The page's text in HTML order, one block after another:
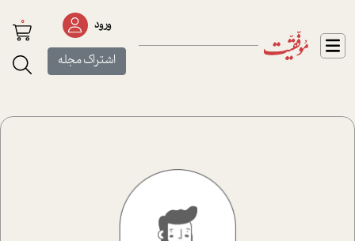
ورود
اشتراک مجله
0